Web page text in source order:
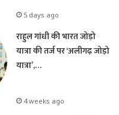
5 days ago
राहुल गांधी की भारत जोड़ो
यात्रा की तर्ज पर ‘अलीगढ़ जोड़ो
यात्रा’,…
4 weeks ago